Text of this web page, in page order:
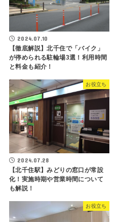
2024.07.10
【徹底解説】北千住で「バイク」
が停められる駐輪場3選！利用時間
と料金も紹介！
お役立ち
2024.07.28
【北千住駅】みどりの窓口が常設
化！実施時期や営業時間について
も解説！
お役立ち